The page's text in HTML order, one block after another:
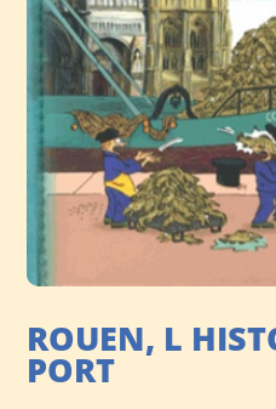
ROUEN, L
PORT